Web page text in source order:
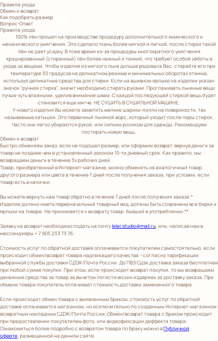
Правила ухода
Обмен и возврат
Как подобрать размер
Вопрос-Ответ
Правила ухода
100% лён прошел на производстве продедуру дополнительного химического и
механического умягчения. Это сделало ткань более мягкой и легкой, после стирки такой
лён не дает усадку. В тоже время из-за процедуры многократного умягчения
крэшированный (стиранный) лён более нежный и тонкий, что требует особой заботы в
уходе за вещами. Чтобы изделие из мягкого льна дольше радовала Вас, стирайте его при
температуре 30 градусов на деликатном режиме и минимальных оборотах отжима,
используя деликатные средства для стирки. Если на вшивном ярлыке на изделии указан
значок "ручная стирка", значит необходимо стирать руками. Проглаживать льняные вещи
лучше чуть влажными, уделив внимание швам. С каждой последующей стиркой вещь будет
становится еще мягче. НЕ СУШИТЬ В СУШИЛЬНОЙ МАШИНЕ.
У нового изделия Вы можете заметить мелкие шарики-пилли на поверхности, так
называемые катышки. Это первичный льняной ворс, который уходит после пары стирок.
Часто они легко убираются рукой, или липким роликом для одежды. Рекомендуем
постирать новую вещь.
Обмен и возврат
Быстро обменяем заказ, если не подошел размер, или оформим возврат, вернув деньги за
товар не позднее чем в установленный законом 10-ти дневный срок. Как правило, мы
возвращаем деньги в течение 3х рабочих дней.
Товар, приобретенный в Интернет-магазине, можно обменять на аналогичный товар
другого размера или цвета в течение 7 дней после получения заказа, при условии, если
товар есть в наличии.
Вы можете вернуть нам товар обратно в течение 7 дней после получения заказа.*
Изделие должно иметь первоначальный товарный вид, должны быть сохранены все бирки и
ярлыки на товаре. Не принимается к возврату товар, бывший в употреблении.**
Заявку на возврат необходимо подать на почтуlelei.studio@mail.ru, или, написав нам в
мессенджеры + 7 905 233 73 76.
Стоимость услуг по обратной доставке оплачивается покупателем самостоятельно, если
происходит обмен/возврат товара надлежащего качества – согласно тарификации
выбранной службы доставки СДЭК/Почта России. До ПВЗ Сдэк доставка заказа бесплатная
при любой сумме покупки. При этом, если происходит возврат покупки, то мы возвращаем
денежные средства за товар за вычетом логистических издержек за доставку заказа. При
обмене товара покупатель оплачивает стоимость доставки замененного товара.
Если происходит обмен товара с выявленным браком, стоимость услуг по обратной
доставке оплачивается магазином, но исключительно по созданным Интернет-магазином
возвратным накладным СДЭК/Почта России. Обмен/возврат товара с браком происходит
при предоставлении покупателем фото, или видеофиксации деффекта товара.
Ознакомиться более подробно с возвратом товара по браку можно вПубличной
оферте, размещенной на данном сайте.